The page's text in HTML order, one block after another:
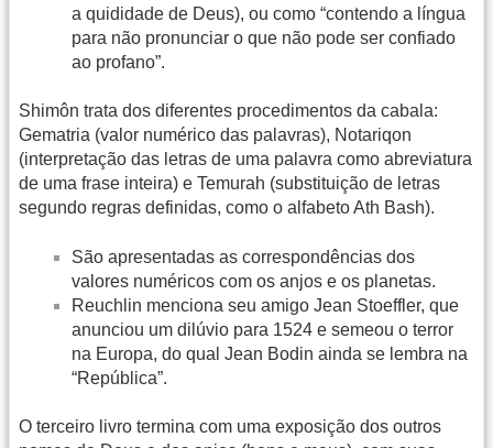
a quididade de Deus), ou como “contendo a língua
para não pronunciar o que não pode ser confiado
ao profano”.
Shimôn trata dos diferentes procedimentos da cabala:
Gematria (valor numérico das palavras), Notariqon
(interpretação das letras de uma palavra como abreviatura
de uma frase inteira) e Temurah (substituição de letras
segundo regras definidas, como o alfabeto Ath Bash).
São apresentadas as correspondências dos
valores numéricos com os anjos e os planetas.
Reuchlin menciona seu amigo Jean Stoeffler, que
anunciou um dilúvio para 1524 e semeou o terror
na Europa, do qual Jean Bodin ainda se lembra na
“República”.
O terceiro livro termina com uma exposição dos outros